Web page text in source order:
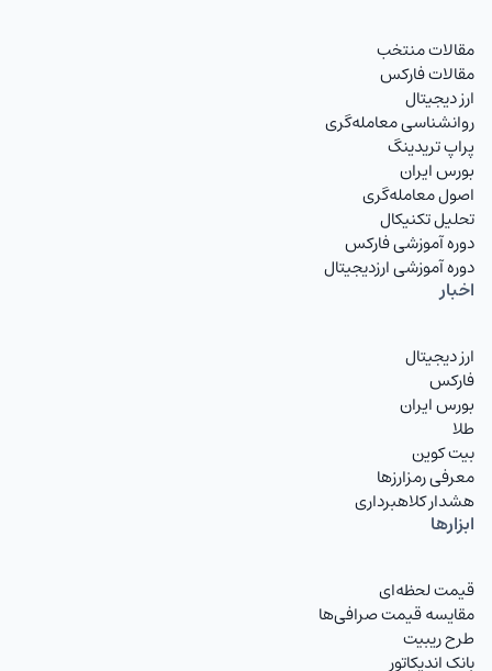
مقالات منتخب
مقالات فارکس
ارز دیجیتال
روانشناسی معامله‌گری
پراپ تریدینگ
بورس ایران
اصول معامله‌گری
تحلیل تکنیکال
دوره آموزشی فارکس
دوره آموزشی ارزدیجیتال
اخبار
ارز دیجیتال
فارکس
بورس ایران
طلا
بیت کوین
معرفی رمزارزها
هشدار کلاهبرداری
ابزارها
قیمت لحظه‌ای
مقایسه قیمت صرافی‌ها
طرح ریبیت
بانک اندیکاتور